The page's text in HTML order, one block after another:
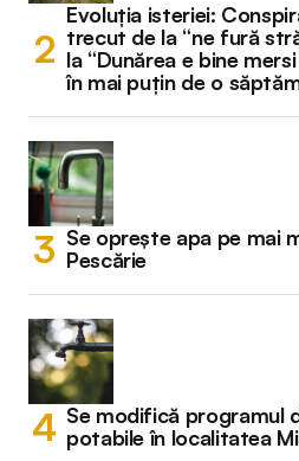
Evoluția isteriei:
trecut de la “ne fură
la “Dunărea e bine
în mai puțin de o
Se oprește apa pe mai
Pescărie
Se modifică programul
potabile în localitatea